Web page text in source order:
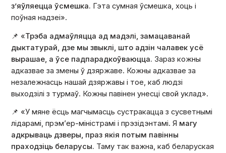
з’яўляецца ўсмешка. Гэта сумная ўсмешка, хоць і
поўная надзеі».
📌 «Трэба адмаўляцца ад мадэлі, замацаванай
дыктатурай, дзе мы звыклі, што адзін чалавек усё
вырашае, а ўсе падпарадкоўваюцца. Зараз кожны
адказвае за змены ў дзяржаве. Кожны адказвае за
незалежнасць нашай дзяржавы і тое, каб людзі
выходзілі з турмаў. Кожны павінен унесці свой уклад».
📌 «У мяне ёсць магчымасць сустракацца з сусветнымі
лідарамі, прэм’ер-міністрамі і прэзідэнтамі. Я магу
адкрываць дзверы, праз якія потым павінны
праходзіць беларусы. Таму так важна, каб беларуская